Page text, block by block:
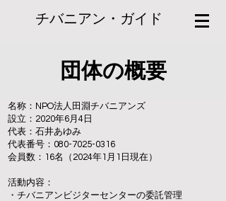
チバニアン・ガイド
団体の概要
名称：NPO法人田淵チバニアンズ
​設立：2020年6月4日
代表：石井あゆみ
​​代表番号：080-7025-0316
会員数：16名（2024年1月1日現在）
​活動内容：
・チバニアンビジターセンターの委託管理